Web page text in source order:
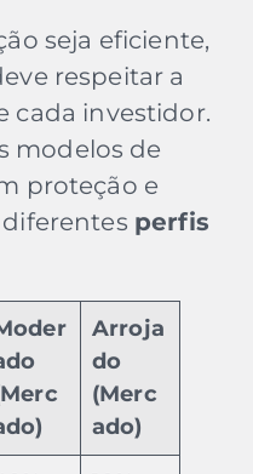
seja eficiente,
respeitar a
cada investidor.
modelos de
proteção e
perfis
Arroja
do
(Merc
ado)